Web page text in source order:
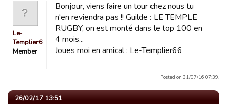
Le-
Templier66
Member
Bonjour, viens faire un tour chez nous tu
n'en reviendra pas !! Guilde : LE TEMPLE
RUGBY, on est monté dans le top 100 en
4 mois...
Joues moi en amical : Le-Templier66
Posted on 31/07/16 07:39.
26/02/17 13:51